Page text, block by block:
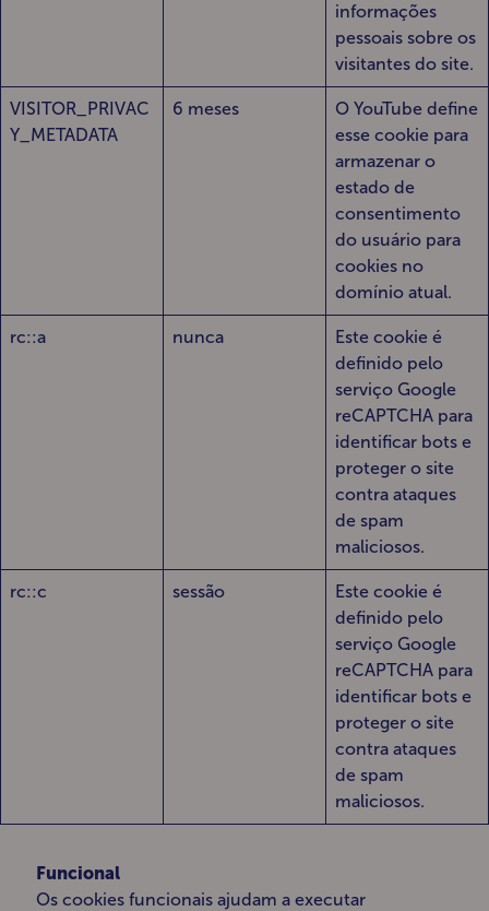
informações
pessoais sobre os
visitantes do site.
VISITOR_PRIVAC
Y_METADATA
6 meses
O YouTube define
esse cookie para
armazenar o
estado de
consentimento
do usuário para
cookies no
domínio atual.
rc::a nunca
Este cookie é
definido pelo
serviço Google
reCAPTCHA para
identificar bots e
proteger o site
contra ataques
de spam
maliciosos.
rc::c sessão
Este cookie é
definido pelo
serviço Google
reCAPTCHA para
identificar bots e
proteger o site
contra ataques
de spam
maliciosos.
Funcional
Os cookies funcionais ajudam a executar